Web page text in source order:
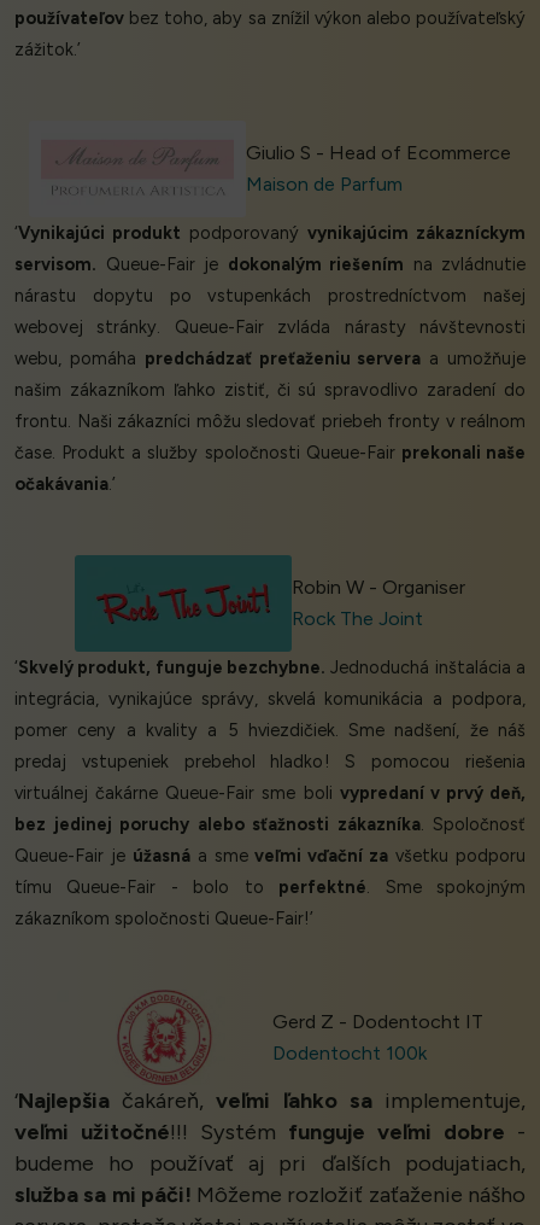
používateľov bez toho, aby sa znížil výkon alebo používateľský
zážitok.’
Giulio S - Head of Ecommerce
Maison de Parfum
‘Vynikajúci produkt podporovaný vynikajúcim zákazníckym
servisom. Queue-Fair je dokonalým riešením na zvládnutie
nárastu dopytu po vstupenkách prostredníctvom našej
webovej stránky. Queue-Fair zvláda nárasty návštevnosti
webu, pomáha predchádzať preťaženiu servera a umožňuje
našim zákazníkom ľahko zistiť, či sú spravodlivo zaradení do
frontu. Naši zákazníci môžu sledovať priebeh fronty v reálnom
čase. Produkt a služby spoločnosti Queue-Fair prekonali naše
očakávania.’
Robin W - Organiser
Rock The Joint
‘Skvelý produkt, funguje bezchybne. Jednoduchá inštalácia a
integrácia, vynikajúce správy, skvelá komunikácia a podpora,
pomer ceny a kvality a 5 hviezdičiek. Sme nadšení, že náš
predaj vstupeniek prebehol hladko! S pomocou riešenia
virtuálnej čakárne Queue-Fair sme boli vypredaní v prvý deň,
bez jedinej poruchy alebo sťažnosti zákazníka. Spoločnosť
Queue-Fair je úžasnáa smeveľmi vďační za všetku podporu
tímu Queue-Fair - bolo to perfektné. Sme spokojným
zákazníkom spoločnosti Queue-Fair!’
Gerd Z - Dodentocht IT
Dodentocht 100k
‘Najlepšia čakáreň,veľmi ľahko saimplementuje,
veľmi užitočné!!! Systém funguje veľmi dobre -
budeme ho používať aj pri ďalších podujatiach,
služba sa mi páči! Môžeme rozložiť zaťaženie nášho